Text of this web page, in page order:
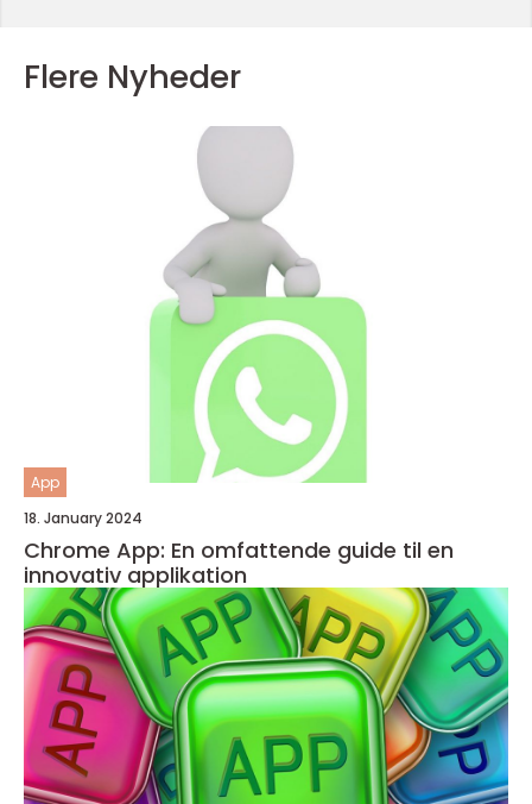
Flere Nyheder
App
18. January 2024
Chrome App: En omfattende guide til en
innovativ applikation